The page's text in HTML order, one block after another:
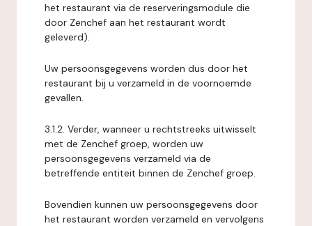
het restaurant via de reserveringsmodule die
door Zenchef aan het restaurant wordt
geleverd).
Uw persoonsgegevens worden dus door het
restaurant bij u verzameld in de voornoemde
gevallen.
3.1.2. Verder, wanneer u rechtstreeks uitwisselt
met de Zenchef groep, worden uw
persoonsgegevens verzameld via de
betreffende entiteit binnen de Zenchef groep.
Bovendien kunnen uw persoonsgegevens door
het restaurant worden verzameld en vervolgens